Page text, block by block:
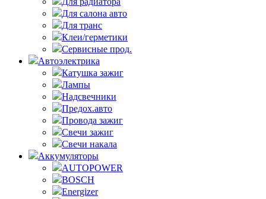
Для салона авто
Для транс
Клеи/герметики
Сервисные прод.
Автоэлектрика
Катушка зажиг
Лампы
Надсвечники
Предох.авто
Провода зажиг
Свечи зажиг
Свечи накала
Аккумуляторы
AUTOPOWER
BOSCH
Energizer